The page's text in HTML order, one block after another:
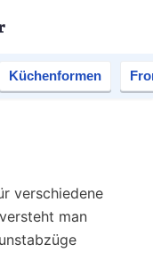
Küchenformen
verschiedene
man